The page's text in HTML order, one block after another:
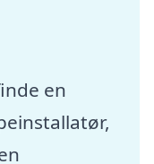
en